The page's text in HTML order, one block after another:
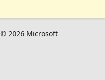
© 2026 Microsoft